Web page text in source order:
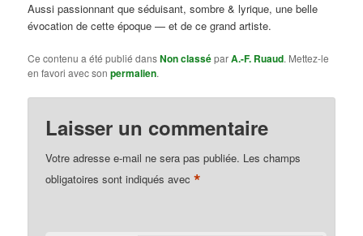
Aussi passionnant que séduisant, sombre & lyrique, une belle
évocation de cette époque — et de ce grand artiste.
Ce contenu a été publié dansNon classéparA.-F. Ruaud. Mettez-le
en favori avec sonpermalien.
Laisser un commentaire
Votre adresse e-mail ne sera pas publiée. Les champs
obligatoires sont indiqués avec*